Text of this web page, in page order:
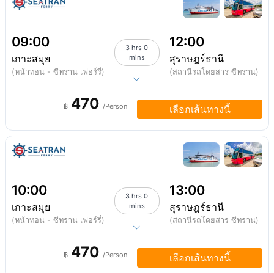
09:00
เกาะสมุย
(หน้าทอน - ซีทราน เฟอร์รี่)
3 hrs 0
mins
12:00
สุราษฎร์ธานี
(สถานีรถโดยสาร ซีทราน)
฿ 470 /Person เลือกเส้นทางนี้
10:00
เกาะสมุย
(หน้าทอน - ซีทราน เฟอร์รี่)
3 hrs 0
mins
13:00
สุราษฎร์ธานี
(สถานีรถโดยสาร ซีทราน)
฿ 470 /Person เลือกเส้นทางนี้